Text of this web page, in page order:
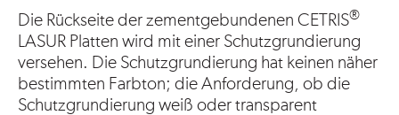
Die Rückseite der zementgebundenen CETRIS®
LASUR Platten wird mit einer Schutzgrundierung
versehen. Die Schutzgrundierung hat keinen näher
bestimmten Farbton; die Anforderung, ob die
Schutzgrundierung weiß oder transparent